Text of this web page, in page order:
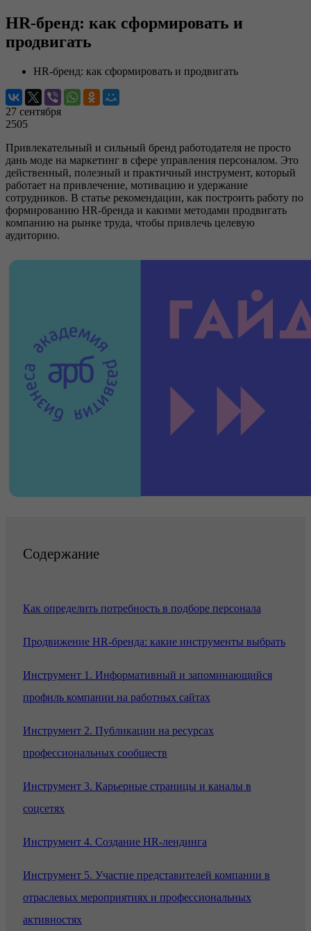
HR-бренд: как сформировать и
продвигать
HR-бренд: как сформировать и продвигать
27 сентября
2505
Привлекательный и сильный бренд работодателя не просто
дань моде на маркетинг в сфере управления персоналом. Это
действенный, полезный и практичный инструмент, который
работает на привлечение, мотивацию и удержание
сотрудников. В статье рекомендации, как построить работу по
формированию HR-бренда и какими методами продвигать
компанию на рынке труда, чтобы привлечь целевую
аудиторию.
Содержание
Как определить потребность в подборе персонала
Продвижение HR-бренда: какие инструменты выбрать
Инструмент 1. Информативный и запоминающийся
профиль компании на работных сайтах
Инструмент 2. Публикации на ресурсах
профессиональных сообществ
Инструмент 3. Карьерные страницы и каналы в
соцсетях
Инструмент 4. Создание HR-лендинга
Инструмент 5. Участие представителей компании в
отраслевых мероприятиях и профессиональных
активностях